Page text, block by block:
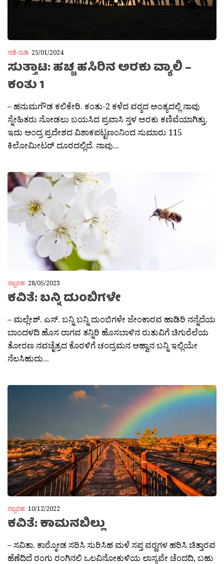
ನಡೆ-ನುಡಿ 25/01/2024
ಸುತ್ತಾಟ: ಹಚ್ಚ ಹಸಿರಿನ ಅರಕು ವ್ಯಾಲಿ –
ಕಂತು 1
– ಹನುಮಗೌಡ ಕಲಿಕೇರಿ. ಕಂತು-2 ಕಳೆದ ವರ‍್ಶದ ಅಂತ್ಯದಲ್ಲಿ ನಾವು
ಸ್ನೇಹಿತರು ನೋಡಲು ಬಯಸಿದ ಪ್ರವಾಸಿ ಸ್ತಳ ಅರಕು ಕಣಿವೆಯಾಗಿತ್ತು.
ಇದು ಆಂದ್ರ ಪ್ರದೇಶದ ವಿಶಾಕಪಟ್ಟಣಂನಿಂದ ಸುಮಾರು 115
ಕಿಲೋಮೀಟರ್ ದೂರದಲ್ಲಿದೆ. ನಾವು...
ನಲ್ಬರಹ 28/05/2023
ಕವಿತೆ: ಬನ್ನಿ ದುಂಬಿಗಳೇ
– ಮಲ್ಲೇಶ್. ಎಸ್. ಬನ್ನಿ ಬನ್ನಿ ದುಂಬಿಗಳೇ ಜೇಂಕಾರವ ಹಾಡಿರಿ ನನ್ನೆದೆಯ
ಬಾಂದಳದಿ ಹೊಸ ರಾಗವ ತನ್ನಿರಿ ಹೊಸಬಾಳಿನ ರುತುವಿಗೆ ಚಿಗುರೆಲೆಯ
ತೋರಣ ನವಚೈತ್ರದ ಕೊರಳಿಗೆ ಚಂದ್ರಮನ ಆಹ್ವಾನ ಬನ್ನಿ ಇಲ್ಲಿಯೇ
ನೆಲಸಿಹುದು...
ನಲ್ಬರಹ 10/12/2022
ಕವಿತೆ: ಕಾಮನಬಿಲ್ಲು
– ಸವಿತಾ. ಕಾರ‍್ಮೋಡ ಸರಿಸಿ ಸುರಿಸಿಹ ಮಳೆ ಸಪ್ತ ವರ‍್ಣಗಳ ಹರಿಸಿ ಚಿತ್ತಾರವ
ಹೆಣೆದಿದೆ ರಂಗು ರಂಗಿನಲಿ ಒಲವಿನೋಕುಳಿಯ ಲಾಸ್ಯವೇ ಚೆಂದದಿ, ಬಹು